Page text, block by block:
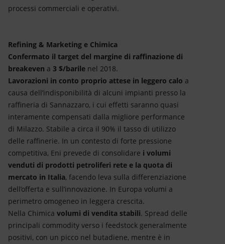
processi commerciali e operativi.
Refining & Marketing e Chimica
Confermato il target del margine di raffinazione di
breakeven a 3 $/barile nel 2018.
Lavorazioni in conto proprio attese in leggero calo a
causa dell’indisponibilità di alcuni impianti presso la
raffineria di Sannazzaro, i cui effetti saranno quasi
interamente compensati dalla migliore performance
di Milazzo. Stabile a circa il 90% il tasso di utilizzo
delle raffinerie. In un contesto di forte pressione
competitiva, Eni prevede di consolidare i volumi
venduti di prodotti petroliferi rete e la quota di
mercato in Italia, facendo leva sulla differenziazione
dell’offerta e sull’innovazione. In Europa volumi a
perimetro omogeneo in leggera crescita.
Nella Chimica volumi di vendita stabili. Spread delle
principali commodity verso i feedstock generalmente
positivi, con un picco nel butadiene, mentre è in